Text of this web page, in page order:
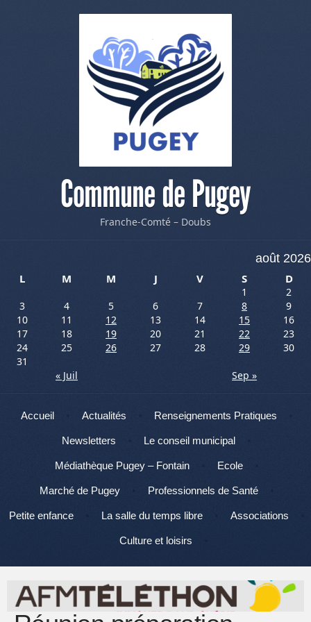
Commune de Pugey
Franche-Comté – Doubs
août 2026
L
M M J V S D
1
2
3
4 5 6 7 8
9
10
11 12 13 14 15
16
17
18 19 20 21 22
23
24
25 26 27 28 29
30
31
« Juil
Sep »
Menu
Aller au contenu
Accueil Actualités Renseignements Pratiques
Newsletters Le conseil municipal
Médiathèque Pugey – Fontain Ecole
Marché de Pugey Professionnels de Santé
Petite enfance La salle du temps libre Associations
Culture et loisirs